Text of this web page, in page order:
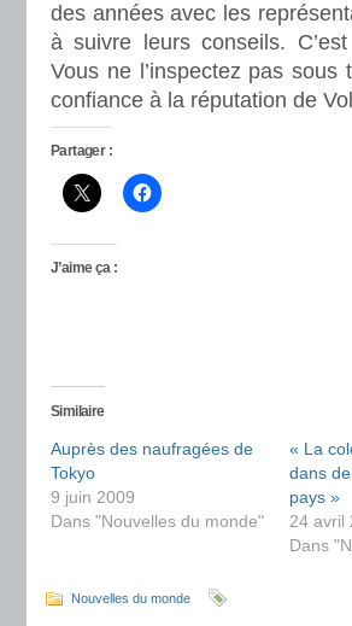
des années avec les
à suivre leurs conseils.
Vous ne l’inspectez pas
confiance à la réputation de
Partager :
J’aime ça :
Similaire
Auprès des naufragées de
Tokyo
9 juin 2009
Dans "Nouvelles du monde"
« La
dans
pays »
24 avril
Dans
Nouvelles du monde